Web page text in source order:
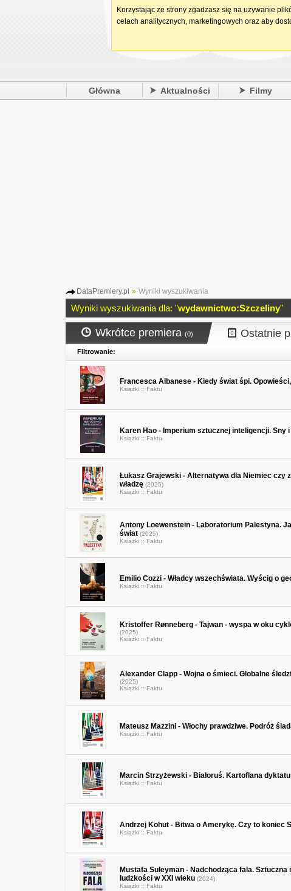
Główna Aktualności Filmy
DataPremiery.pl » Wyniki wyszukiwania
Wyniki wyszukiwania dla: "wydawnictwo:Szczeliny"
Wkrótce premiera (0) Ostatnie
Filtrowanie:
Francesca Albanese - Kiedy świat śpi.
Książki :: Faktu
Karen Hao - Imperium sztucznej inteligencji. Sny
Książki :: Faktu
Łukasz Grajewski - Alternatywa dla Niemiec czy
władzę (2025)
Książki :: Faktu
Antony Loewenstein - Laboratorium Palestyna.
świat (2025)
Książki :: Faktu
Emilio Cozzi - Władcy wszechświata. Wyścig o
Książki :: Faktu
Kristoffer Rønneberg - Tajwan - wyspa w oku
(2025)
Książki :: Faktu
Alexander Clapp - Wojna o śmieci. Globalne
(2025)
Książki :: Faktu
Mateusz Mazzini - Włochy prawdziwe. Podróż
Książki :: Faktu
Marcin Strzyżewski - Białoruś. Kartoflana
Książki :: Faktu
Andrzej Kohut - Bitwa o Amerykę. Czy to koniec
Książki :: Faktu
Mustafa Suleyman - Nadchodząca fala.
ludzkości w XXI wieku (2024)
Książki :: Faktu
Korzystając ze strony zgadzasz się na używanie
celach analitycznych, marketingowych oraz aby